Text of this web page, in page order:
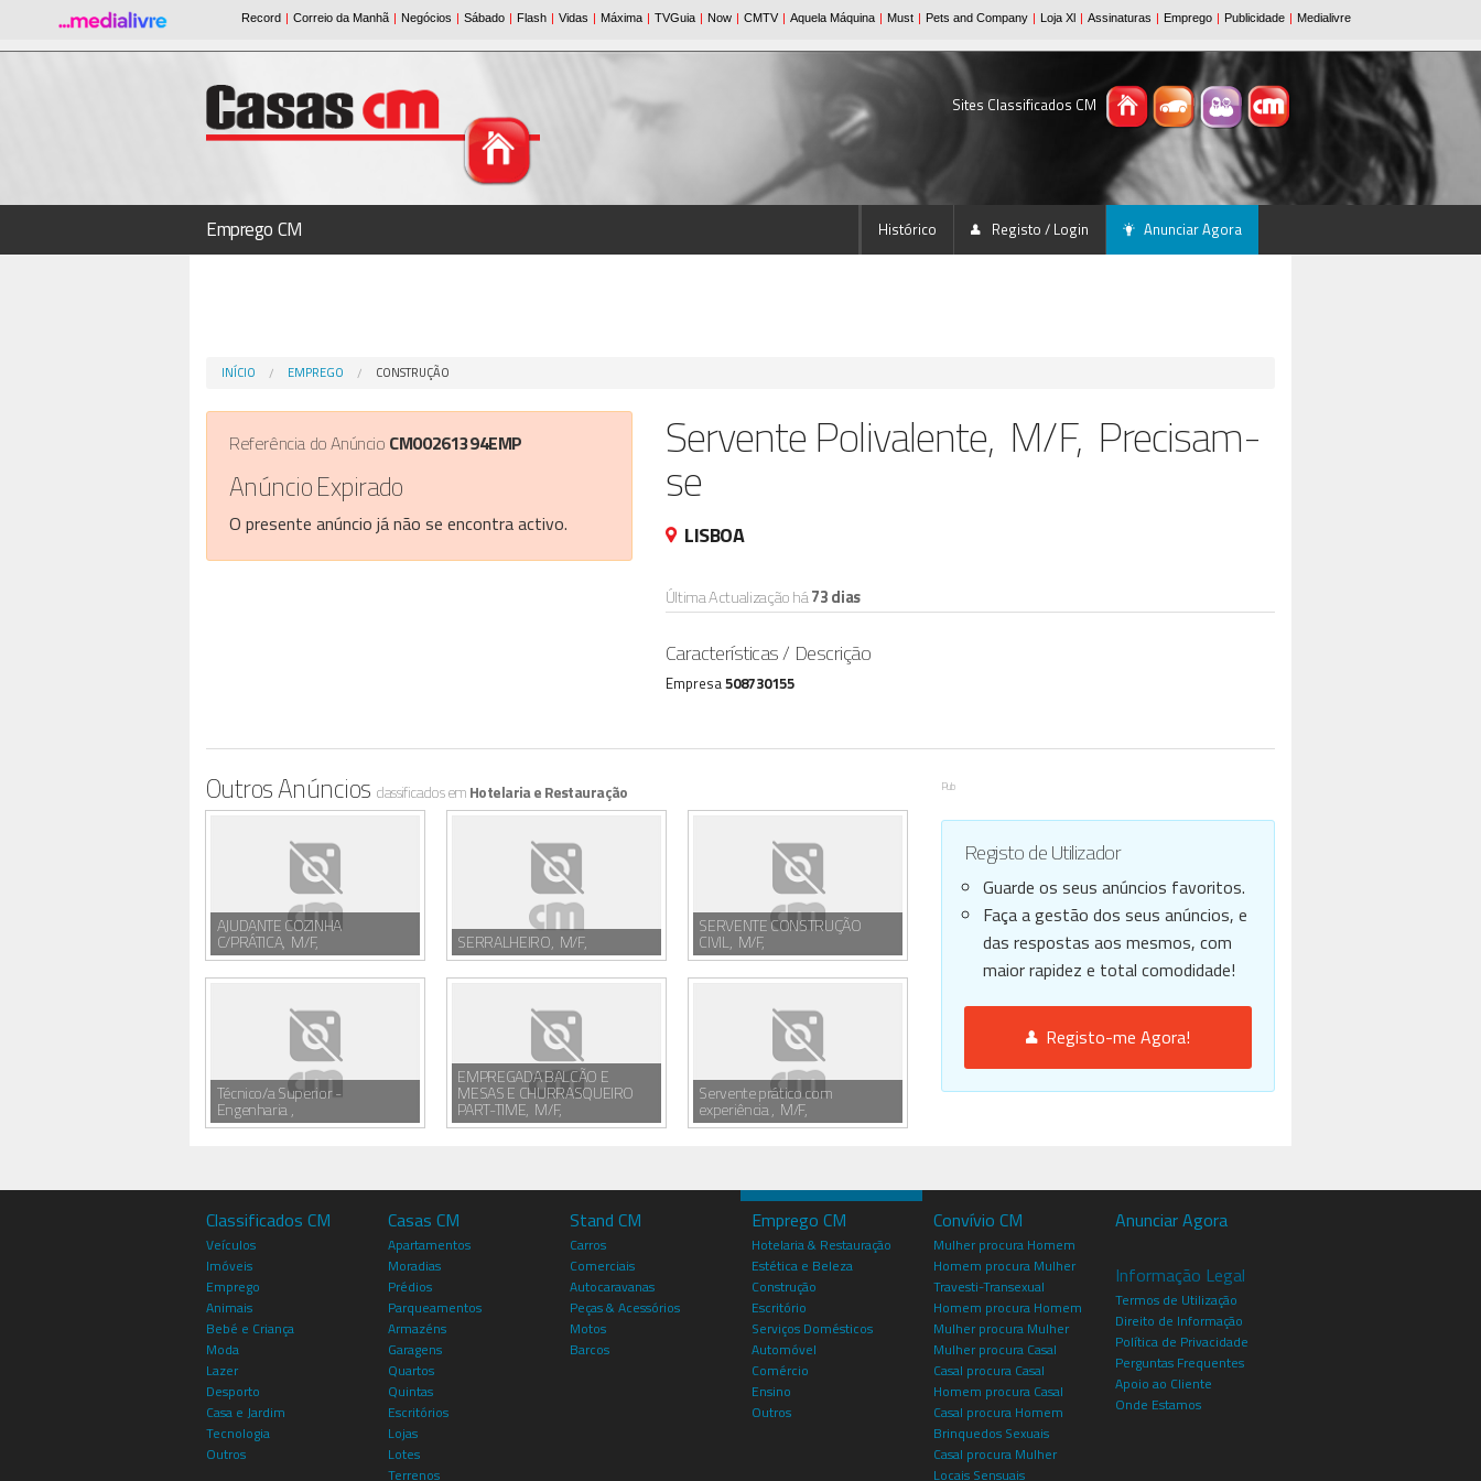
Sites Classificados CM
Emprego CM Histórico Registo / Login Anunciar Agora
INÍCIO EMPREGO CONSTRUÇÃO
Servente Polivalente, M/F, Precisam-
se
LISBOA
Última Actualização há73 dias
Características / Descrição
Empresa508730155
Referência do Anúncio CM00261394EMP
Anúncio Expirado
O presente anúncio já não se encontra activo.
Outros Anúncios classificados emHotelaria e Restauração
AJUDANTE COZINHA
C/PRÁTICA, M/F, SERRALHEIRO, M/F,
SERVENTE CONSTRUÇÃO
CIVIL, M/F,
Técnico/a Superior -
Engenharia ,
EMPREGADA BALCÃO E
MESAS E CHURRASQUEIRO
PART-TIME, M/F,
Servente prático com
experiência , M/F,
Pub
Registo de Utilizador
Guarde os seus anúncios favoritos.
Faça a gestão dos seus anúncios, e
das respostas aos mesmos, com
maior rapidez e total comodidade!
Registo-me Agora!
Classificados CM
Veículos
Imóveis
Emprego
Animais
Bebé e Criança
Moda
Lazer
Desporto
Casa e Jardim
Tecnologia
Outros
Casas CM
Apartamentos
Moradias
Prédios
Parqueamentos
Armazéns
Garagens
Quartos
Quintas
Escritórios
Lojas
Lotes
Terrenos
Stand CM
Carros
Comerciais
Autocaravanas
Peças & Acessórios
Motos
Barcos
Emprego CM
Hotelaria & Restauração
Estética e Beleza
Construção
Escritório
Serviços Domésticos
Automóvel
Comércio
Ensino
Outros
Convívio CM
Mulher procura Homem
Homem procura Mulher
Travesti-Transexual
Homem procura Homem
Mulher procura Mulher
Mulher procura Casal
Casal procura Casal
Homem procura Casal
Casal procura Homem
Brinquedos Sexuais
Casal procura Mulher
Locais Sensuais
Anunciar Agora
Informação Legal
Termos de Utilização
Direito de Informação
Política de Privacidade
Perguntas Frequentes
Apoio ao Cliente
Onde Estamos